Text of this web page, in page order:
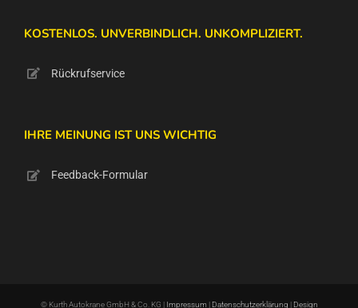
KOSTENLOS. UNVERBINDLICH. UNKOMPLIZIERT.
Rückrufservice
IHRE MEINUNG IST UNS WICHTIG
Feedback-Formular
© Kurth Autokrane GmbH & Co. KG | Impressum| Datenschutzerklärung | Design